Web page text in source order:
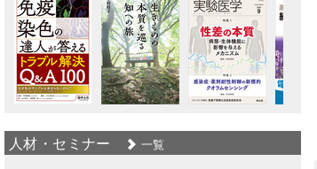
人材・セミナー 一覧